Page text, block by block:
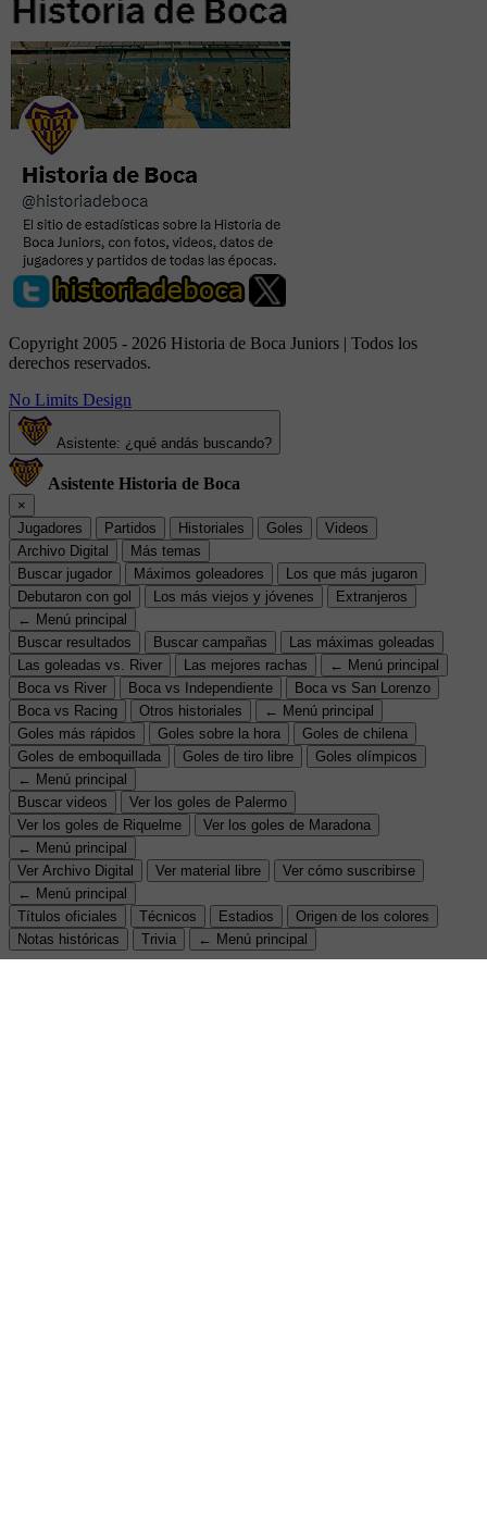
Copyright 2005 - 2026 Historia de Boca Juniors | Todos los
derechos reservados.
No Limits Design
Asistente: ¿qué andás buscando?
Asistente Historia de Boca
×
Jugadores
Partidos Historiales Goles
Videos
Archivo Digital
Más temas
Buscar jugador
Máximos goleadores
Los que más jugaron
Debutaron con gol
Los más viejos y jóvenes
Extranjeros
← Menú principal
Buscar resultados
Buscar campañas
Las máximas goleadas
Las goleadas vs. River
Las mejores rachas
← Menú principal
Boca vs River
Boca vs Independiente
Boca vs San Lorenzo
Boca vs Racing
Otros historiales
← Menú principal
Goles más rápidos
Goles sobre la hora
Goles de chilena
Goles de emboquillada
Goles de tiro libre
Goles olímpicos
← Menú principal
Buscar videos
Ver los goles de Palermo
Ver los goles de Riquelme
Ver los goles de Maradona
← Menú principal
Ver Archivo Digital
Ver material libre
Ver cómo suscribirse
← Menú principal
Títulos oficiales
Técnicos Estadios
Origen de los colores
Notas históricas
Trivia ← Menú principal